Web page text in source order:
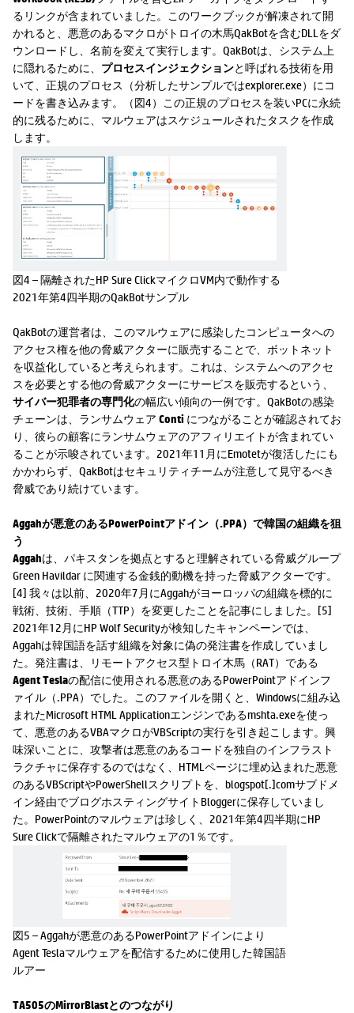
るリンクが含まれていました。このワークブックが解凍されて開
かれると、悪意のあるマクロがトロイの木馬QakBotを含むDLLをダ
ウンロードし、名前を変えて実行します。QakBotは、システム上
に隠れるために、 プロセスインジェクションと呼ばれる技術を用
いて、正規のプロセス（分析したサンプルではexplorer.exe）にコ
ードを書き込みます。（図4）この正規のプロセスを装いPCに永続
的に残るために、マルウェアはスケジュールされたタスクを作成
します。
図4 – 隔離されたHP Sure ClickマイクロVM内で動作する
2021年第4四半期のQakBotサンプル
QakBotの運営者は、このマルウェアに感染したコンピュータへの
アクセス権を他の脅威アクターに販売することで、ボットネット
を収益化していると考えられます。これは、システムへのアクセ
スを必要とする他の脅威アクターにサービスを販売するという、
サイバー犯罪者の専門化の幅広い傾向の一例です。QakBotの感染
チェーンは、ランサムウェア Conti につながることが確認されてお
り、彼らの顧客にランサムウェアのアフィリエイトが含まれてい
ることが示唆されています。2021年11月にEmotetが復活したにも
かかわらず、QakBotはセキュリティチームが注意して見守るべき
脅威であり続けています。
Aggahが悪意のあるPowerPointアドイン（.PPA）で韓国の組織を狙
う
Aggahは、パキスタンを拠点とすると理解されている脅威グループ
Green Havildar に関連する金銭的動機を持った脅威アクターです。
[4] 我々は以前、2020年7月にAggahがヨーロッパの組織を標的に
戦術、技術、手順（TTP）を変更したことを記事にしました。[5]
2021年12月にHP Wolf Securityが検知したキャンペーンでは、
Aggahは韓国語を話す組織を対象に偽の発注書を作成していまし
た。発注書は、リモートアクセス型トロイ木馬（RAT）である
Agent Teslaの配信に使用される悪意のあるPowerPointアドインフ
ァイル（.PPA）でした。このファイルを開くと、Windowsに組み込
まれたMicrosoft HTML Applicationエンジンであるmshta.exeを使っ
て、悪意のあるVBAマクロがVBScriptの実行を引き起こします。興
味深いことに、攻撃者は悪意のあるコードを独自のインフラスト
ラクチャに保存するのではなく、HTMLページに埋め込まれた悪意
のあるVBScriptやPowerShellスクリプトを、blogspot[.]comサブドメ
イン経由でブログホスティングサイトBloggerに保存していまし
た。PowerPointのマルウェアは珍しく、2021年第4四半期にHP
Sure Clickで隔離されたマルウェアの1％です。
図5 – Aggahが悪意のあるPowerPointアドインにより
Agent Teslaマルウェアを配信するために使用した韓国語
ルアー
TA505のMirrorBlastとのつながり